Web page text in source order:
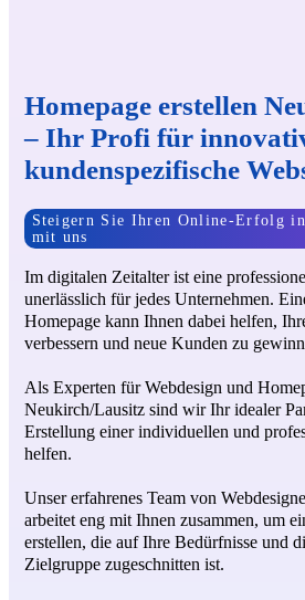
Homepage erstellen
– Ihr Profi für
kundenspezifische
Steigern Sie Ihren Online-Erfolg
mit uns
Im digitalen Zeitalter ist eine
unerlässlich für jedes Unternehmen.
Homepage kann Ihnen dabei helfen,
verbessern und neue Kunden zu
Als Experten für Webdesign und
Neukirch/Lausitz sind wir Ihr idealer
Erstellung einer individuellen und
helfen.
Unser erfahrenes Team von
arbeitet eng mit Ihnen zusammen, um
erstellen, die auf Ihre Bedürfnisse und
Zielgruppe zugeschnitten ist.